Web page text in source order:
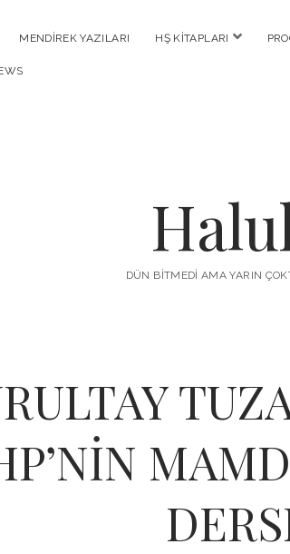
MENDIREK YAZILARI HŞ KITAPLARI menüyü
DÜN BITMEDI AMA YARIN